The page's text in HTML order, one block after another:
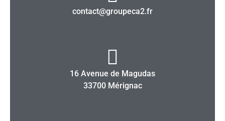
contact@groupeca2.fr
16 Avenue de Magudas
33700 Mérignac